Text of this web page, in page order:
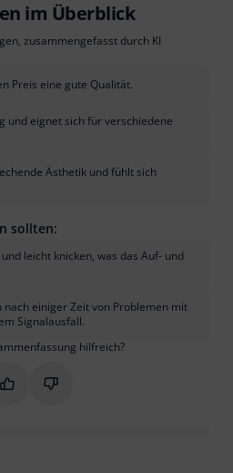
im Überblick
zusammengefasst durch KI
Preis eine gute Qualität.
und eignet sich für verschiedene
Ästhetik und fühlt sich
sollten:
leicht knicken, was das Auf- und
einiger Zeit von Problemen mit
Signalausfall.
hilfreich?
Markieren Sie diese
Markieren Sie diese